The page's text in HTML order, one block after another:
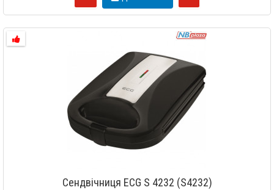
Сендвічниця ECG S 4232 (S4232)